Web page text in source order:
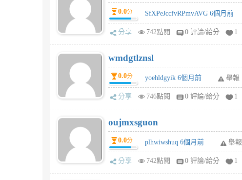
0.0分 SfXPeJccfvRPmvAVG 6個月前
分享 742點閱 0 評論/給分 1
wmdgtlznsl
0.0分 yoehldgyik 6個月前 舉報
分享 746點閱 0 評論/給分 1
oujmxsguon
0.0分 plhwiwshuq 6個月前 舉報
分享 742點閱 0 評論/給分 1